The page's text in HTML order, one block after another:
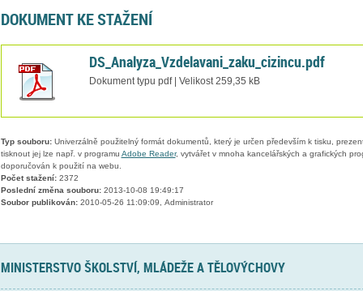
DOKUMENT KE STAŽENÍ
DS_Analyza_Vzdelavani_zaku_cizincu.pdf
Dokument typu pdf | Velikost 259,35 kB
Typ souboru:Univerzálně použitelný formát dokumentů, který je určen především k tisku,
tisknout jej lze např. v programu Adobe Reader, vytvářet v mnoha kancelářských a grafických
doporučován k použití na webu.
Počet stažení:2372
Poslední změna souboru:2013-10-08 19:49:17
Soubor publikován:2010-05-26 11:09:09, Administrator
MINISTERSTVO ŠKOLSTVÍ, MLÁDEŽE A TĚLOVÝCHOVY